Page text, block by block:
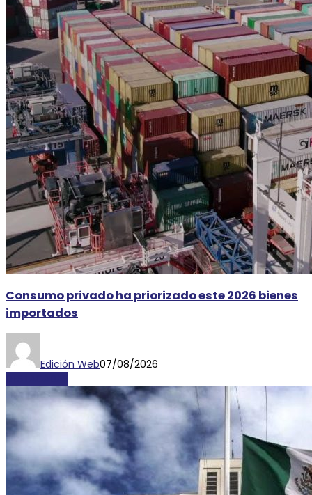
Consumo privado ha priorizado este 2026 bienes
importados
Edición Web07/08/2026